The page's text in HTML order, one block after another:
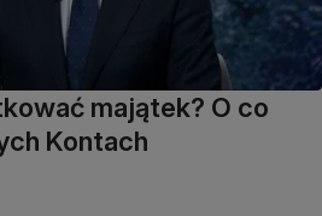
majątek? O co
Kontach